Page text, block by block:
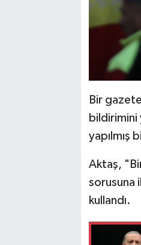
Bir
bildirimini
yapılmış
Aktaş,
sorusuna
kullandı.